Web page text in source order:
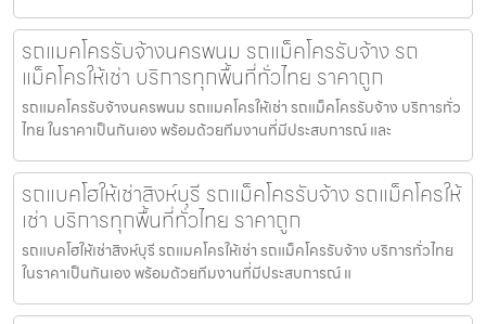
รถแมคโครรับจ้างนครพนม รถแม็คโครรับจ้าง รถ
แม็คโครให้เช่า บริการทุกพื้นที่ทั่วไทย ราคาถูก
รถแมคโครรับจ้างนครพนม รถแมคโครให้เช่า รถแม็คโครรับจ้าง บริการทั่ว
ไทย ในราคาเป็นกันเอง พร้อมด้วยทีมงานที่มีประสบการณ์ และ
รถแบคโฮให้เช่าสิงห์บุรี รถแม็คโครรับจ้าง รถแม็คโครให้
เช่า บริการทุกพื้นที่ทั่วไทย ราคาถูก
รถแบคโฮให้เช่าสิงห์บุรี รถแมคโครให้เช่า รถแม็คโครรับจ้าง บริการทั่วไทย
ในราคาเป็นกันเอง พร้อมด้วยทีมงานที่มีประสบการณ์ แ